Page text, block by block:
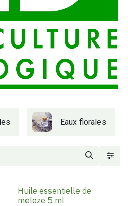
Eaux florales
Huile essentielle de
meleze 5 ml